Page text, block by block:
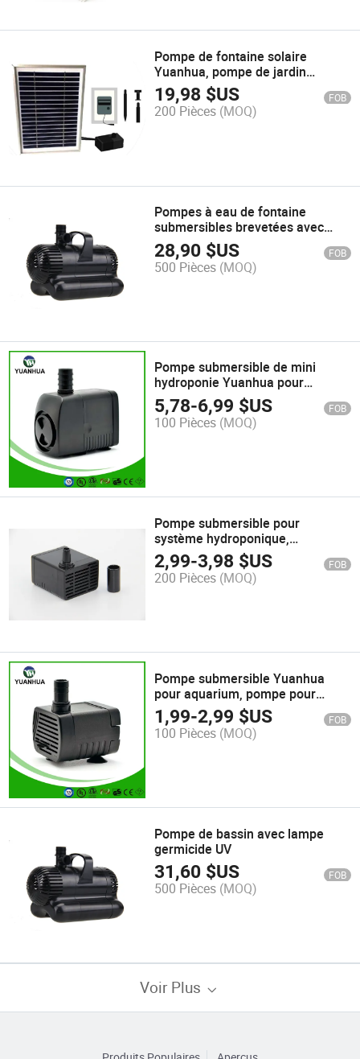
Pompe de fontaine solaire
Yuanhua, pompe de jardin
solaire, pompe solaire avec
batterie lithium
19,98 $US FOB
200 Pièces (MOQ)
Pompes à eau de fontaine
submersibles brevetées avec
circuit de commutateur à capteur
28,90 $US FOB
500 Pièces (MOQ)
Pompe submersible de mini
hydroponie Yuanhua pour
aquarium
5,78-6,99 $US FOB
100 Pièces (MOQ)
Pompe submersible pour
système hydroponique,
circulation d'eau, pompe de
fontaine, pompe de bassin
2,99-3,98 $US FOB
200 Pièces (MOQ)
Pompe submersible Yuanhua
pour aquarium, pompe pour
étang
1,99-2,99 $US FOB
100 Pièces (MOQ)
Pompe de bassin avec lampe
germicide UV
31,60 $US FOB
500 Pièces (MOQ)
Voir Plus